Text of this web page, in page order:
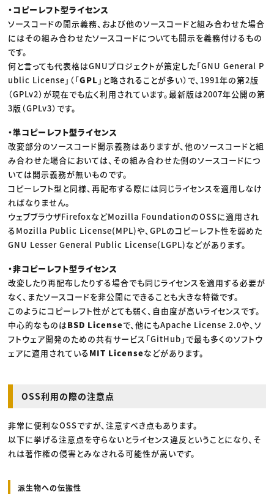
・コピーレフト型ライセンス
ソースコードの開示義務、および他のソースコードと組み合わせた場合
にはその組み合わせたソースコードについても開示を義務付けるもの
です。
何と言っても代表格はGNUプロジェクトが策定した「GNU General P
ublic License」（「GPL 」と略されることが多い）で、1991年の第2版
（GPLv2）が現在でも広く利用されています。最新版は2007年公開の第
3版（GPLv3）です。
・準コピーレフト型ライセンス
改変部分のソースコード開示義務はありますが、他のソースコードと組
み合わせた場合においては、その組み合わせた側のソースコードにつ
いては開示義務が無いものです。
コピーレフト型と同様、再配布する際には同じライセンスを適用しなけ
ればなりません。
ウェブブラウザFirefoxなどMozilla FoundationのOSSに適用され
るMozilla Public License(MPL)や、GPLのコピーレフト性を弱めた
GNU Lesser General Public License(LGPL)などがあります。
・非コピーレフト型ライセンス
改変したり再配布したりする場合でも同じライセンスを適用する必要が
なく、またソースコードを非公開にできることも大きな特徴です。
このようにコピーレフト性がとても弱く、自由度が高いライセンスです。
中心的なものはBSD Licenseで、他にもApache License 2.0や、ソ
フトウェア開発のための共有サービス「GitHub」で最も多くのソフトウ
ェアに適用されているMIT Licenseなどがあります。
OSS利用の際の注意点
非常に便利なOSSですが、注意すべき点もあります。
以下に挙げる注意点を守らないとライセンス違反ということになり、そ
れは著作権の侵害とみなされる可能性が高いです。
派生物への伝搬性